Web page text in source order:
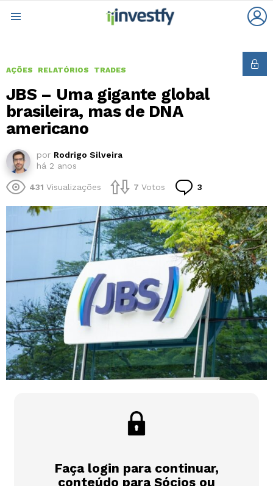
AÇÕES RELATÓRIOS TRADES
JBS – Uma gigante global
brasileira, mas de DNA
americano
por Rodrigo Silveira
há 2 anos
431 Visualizações 7 Votos 3
Faça login para continuar,
conteúdo para Sócios ou